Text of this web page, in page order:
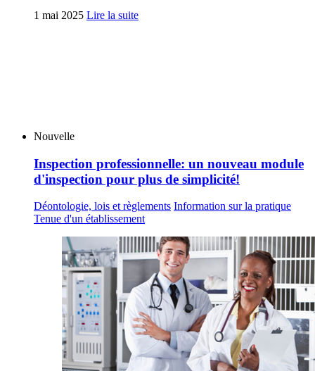
1 mai 2025 Lire la suite
Nouvelle
Inspection professionnelle: un nouveau module
d'inspection pour plus de simplicité!
Déontologie, lois et règlements Information sur la pratique
Tenue d'un établissement